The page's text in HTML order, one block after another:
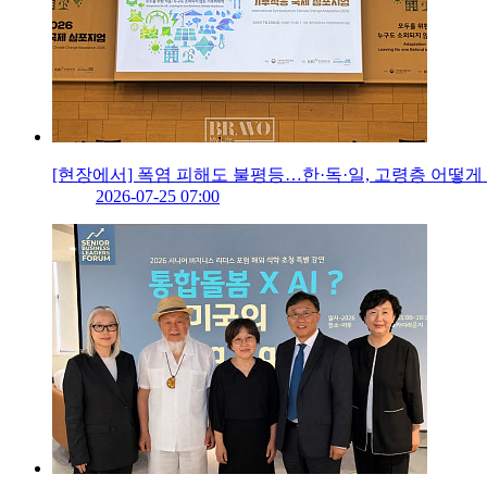
[현장에서] 폭염 피해도 불평등…한·독·일, 고령층 어떻
2026-07-25 07:00